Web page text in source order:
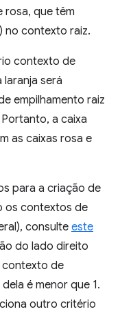
rosa, que têm
no contexto raiz.
contexto de
laranja será
empilhamento raiz
a caixa
as caixas rosa e
para a criação de
os contextos de
consulte este
do lado direito
contexto de
é menor que 1.
outro critério